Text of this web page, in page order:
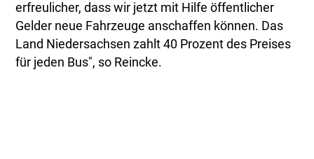
erfreulicher, dass wir jetzt mit Hilfe öffentlicher
Gelder neue Fahrzeuge anschaffen können. Das
Land Niedersachsen zahlt 40 Prozent des Preises
für jeden Bus", so Reincke.